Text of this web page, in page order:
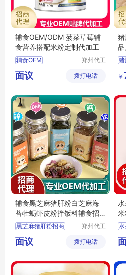
辅食OEM/ODM 菠菜草莓辅
食营养搭配米粉定制代加工
辅食OEM
辅食贴牌代工
辅食代工
郑州代工
技有限公
面议 拨打电话 ￥
辅食黑芝麻猪肝粉白芝麻海
苔牡蛎虾皮粉拌饭料辅食招
商代理 批发定制
黑芝麻猪肝粉招商
虾皮粉代理
郑州代工
技有限公
面议 拨打电话
小